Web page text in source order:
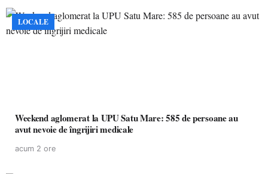
LOCALE
Weekend aglomerat la UPU Satu Mare: 585 de persoane au
avut nevoie de îngrijiri medicale
acum 2 ore